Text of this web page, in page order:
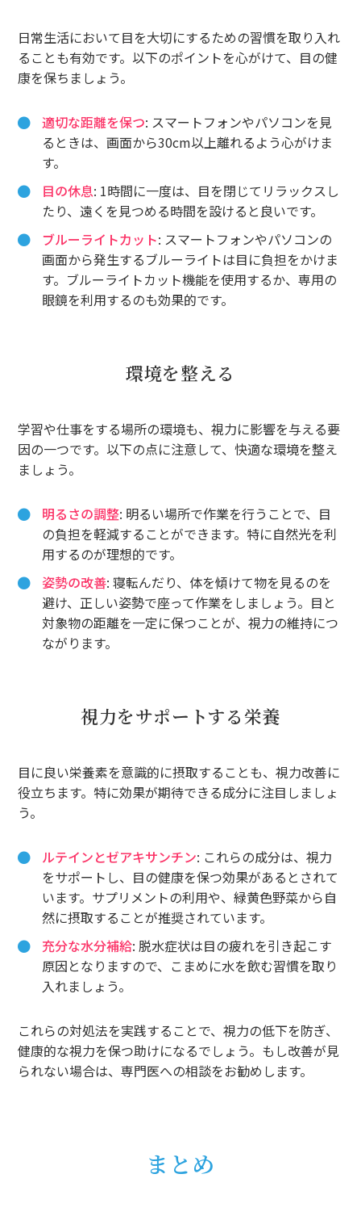
日常生活において目を大切にするための習慣を取り入れ
ることも有効です。以下のポイントを心がけて、目の健
康を保ちましょう。
適切な距離を保つ: スマートフォンやパソコンを見
るときは、画面から30cm以上離れるよう心がけま
す。
目の休息: 1時間に一度は、目を閉じてリラックスし
たり、遠くを見つめる時間を設けると良いです。
ブルーライトカット: スマートフォンやパソコンの
画面から発生するブルーライトは目に負担をかけま
す。ブルーライトカット機能を使用するか、専用の
眼鏡を利用するのも効果的です。
環境を整える
学習や仕事をする場所の環境も、視力に影響を与える要
因の一つです。以下の点に注意して、快適な環境を整え
ましょう。
明るさの調整: 明るい場所で作業を行うことで、目
の負担を軽減することができます。特に自然光を利
用するのが理想的です。
姿勢の改善: 寝転んだり、体を傾けて物を見るのを
避け、正しい姿勢で座って作業をしましょう。目と
対象物の距離を一定に保つことが、視力の維持につ
ながります。
視力をサポートする栄養
目に良い栄養素を意識的に摂取することも、視力改善に
役立ちます。特に効果が期待できる成分に注目しましょ
う。
ルテインとゼアキサンチン: これらの成分は、視力
をサポートし、目の健康を保つ効果があるとされて
います。サプリメントの利用や、緑黄色野菜から自
然に摂取することが推奨されています。
充分な水分補給: 脱水症状は目の疲れを引き起こす
原因となりますので、こまめに水を飲む習慣を取り
入れましょう。
これらの対処法を実践することで、視力の低下を防ぎ、
健康的な視力を保つ助けになるでしょう。もし改善が見
られない場合は、専門医への相談をお勧めします。
まとめ